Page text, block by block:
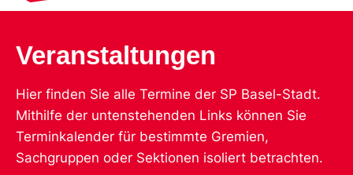
Veranstaltungen
Hier finden Sie alle Termine der SP Basel-Stadt.
Mithilfe der untenstehenden Links können Sie
Terminkalender für bestimmte Gremien,
Sachgruppen oder Sektionen isoliert betrachten.